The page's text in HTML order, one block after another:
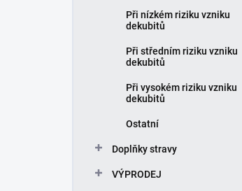
Při nízkém riziku vzniku
dekubitů
Při středním riziku vzniku
dekubitů
Při vysokém riziku vzniku
dekubitů
Ostatní
Doplňky stravy
VÝPRODEJ